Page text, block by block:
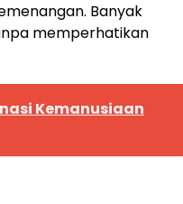
Banyak
memperhatikan
Kemanusiaan